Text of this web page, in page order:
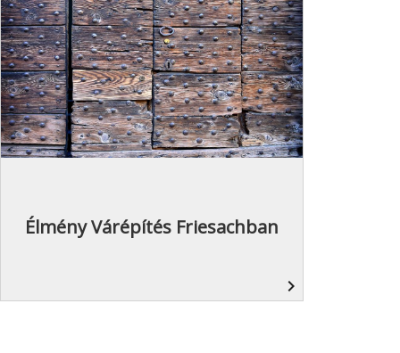
Élmény Várépítés Friesachban
navigate_next